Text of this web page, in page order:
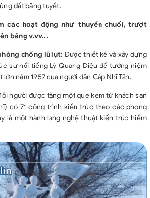
đất băng tuyết.
các hoạt động như: thuyển chuối, trượt
băng v.vv...
chống lũ lụt: Được thiết kế và xây dựng
sư nổi tiếng Lý Quang Diệu để tưởng niệm
năm 1957 của người dân Cáp Nhĩ Tân.
người được tặng một que kem từ khách sạn
có 71 công trình kiến trúc theo các phong
là một hành lang nghệ thuật kiến trúc hiếm